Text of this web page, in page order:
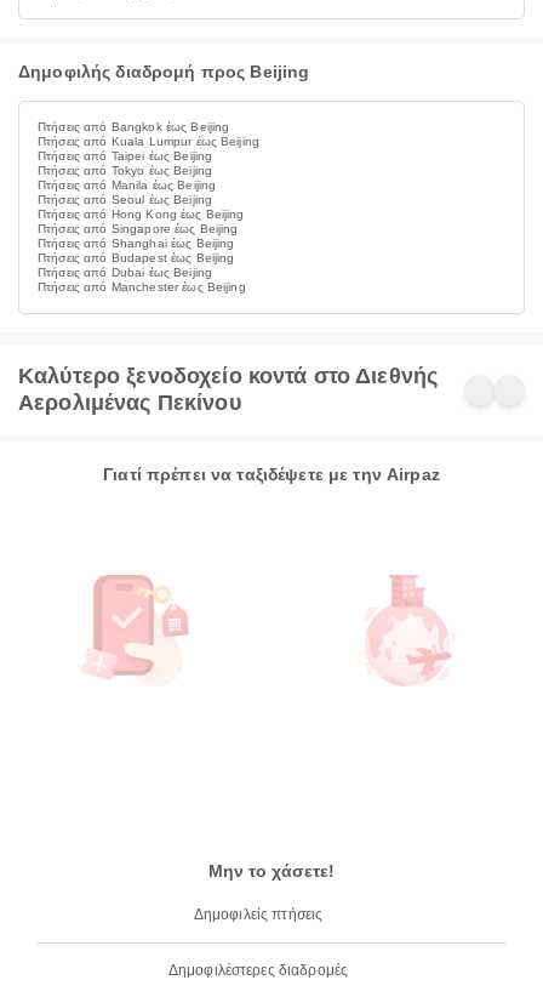
Δημοφιλής διαδρομή προς Beijing
Πτήσεις από Bangkok έως Beijing
Πτήσεις από Kuala Lumpur έως Beijing
Πτήσεις από Taipei έως Beijing
Πτήσεις από Tokyo έως Beijing
Πτήσεις από Manila έως Beijing
Πτήσεις από Seoul έως Beijing
Πτήσεις από Hong Kong έως Beijing
Πτήσεις από Singapore έως Beijing
Πτήσεις από Shanghai έως Beijing
Πτήσεις από Budapest έως Beijing
Πτήσεις από Dubai έως Beijing
Πτήσεις από Manchester έως Beijing
Καλύτερο ξενοδοχείο κοντά στο Διεθνής
Αερολιμένας Πεκίνου
Γιατί πρέπει να ταξιδέψετε με την Airpaz
Μην το χάσετε!
Δημοφιλείς πτήσεις
Δημοφιλέστερες διαδρομές